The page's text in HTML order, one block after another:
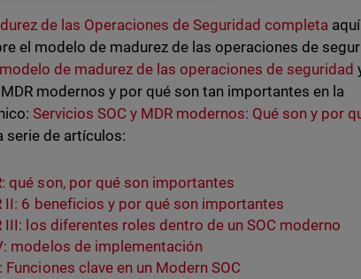
de las Operaciones de Seguridad completa
el modelo de madurez de las operaciones de
de madurez de las operaciones de seguridad
modernos y por qué son tan importantes en la
Servicios SOC y MDR modernos: Qué son y por
serie de artículos:
qué son, por qué son importantes
II: 6 beneficios y por qué son importantes
III: los diferentes roles dentro de un SOC moderno
modelos de implementación
Funciones clave en un Modern SOC